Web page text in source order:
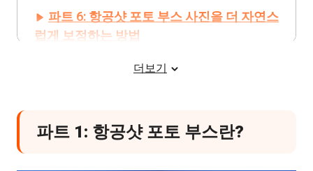
파트 6: 항공샷 포토 부스 사진을 더 자연스
럽게 보정하는 방법
파트 7: 매장에서 찍은 항공샷 인물 사진 보
더보기
파트 1: 항공샷 포토 부스란?